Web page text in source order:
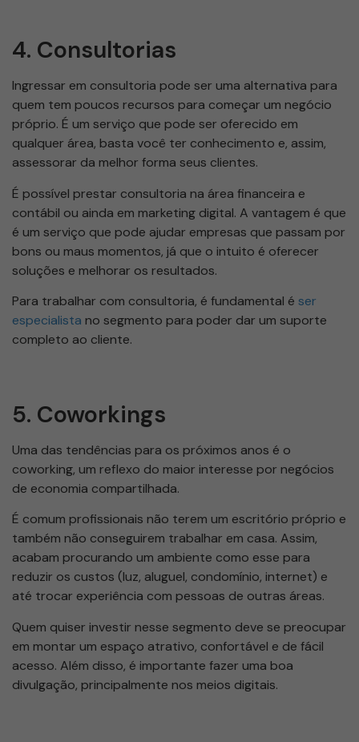
4. Consultorias
Ingressar em consultoria pode ser uma alternativa para
quem tem poucos recursos para começar um negócio
próprio. É um serviço que pode ser oferecido em
qualquer área, basta você ter conhecimento e, assim,
assessorar da melhor forma seus clientes.
É possível prestar consultoria na área financeira e
contábil ou ainda em marketing digital. A vantagem é que
é um serviço que pode ajudar empresas que passam por
bons ou maus momentos, já que o intuito é oferecer
soluções e melhorar os resultados.
Para trabalhar com consultoria, é fundamental é ser
especialista no segmento para poder dar um suporte
completo ao cliente.
5. Coworkings
Uma das tendências para os próximos anos é o
coworking, um reflexo do maior interesse por negócios
de economia compartilhada.
É comum profissionais não terem um escritório próprio e
também não conseguirem trabalhar em casa. Assim,
acabam procurando um ambiente como esse para
reduzir os custos (luz, aluguel, condomínio, internet) e
até trocar experiência com pessoas de outras áreas.
Quem quiser investir nesse segmento deve se preocupar
em montar um espaço atrativo, confortável e de fácil
acesso. Além disso, é importante fazer uma boa
divulgação, principalmente nos meios digitais.